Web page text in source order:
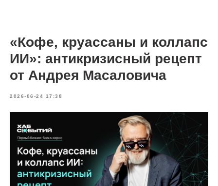
«Кофе, круассаны и коллапс
ИИ»: антикризисный рецепт
от Андрея Масаловича
2026-06-24 17:38